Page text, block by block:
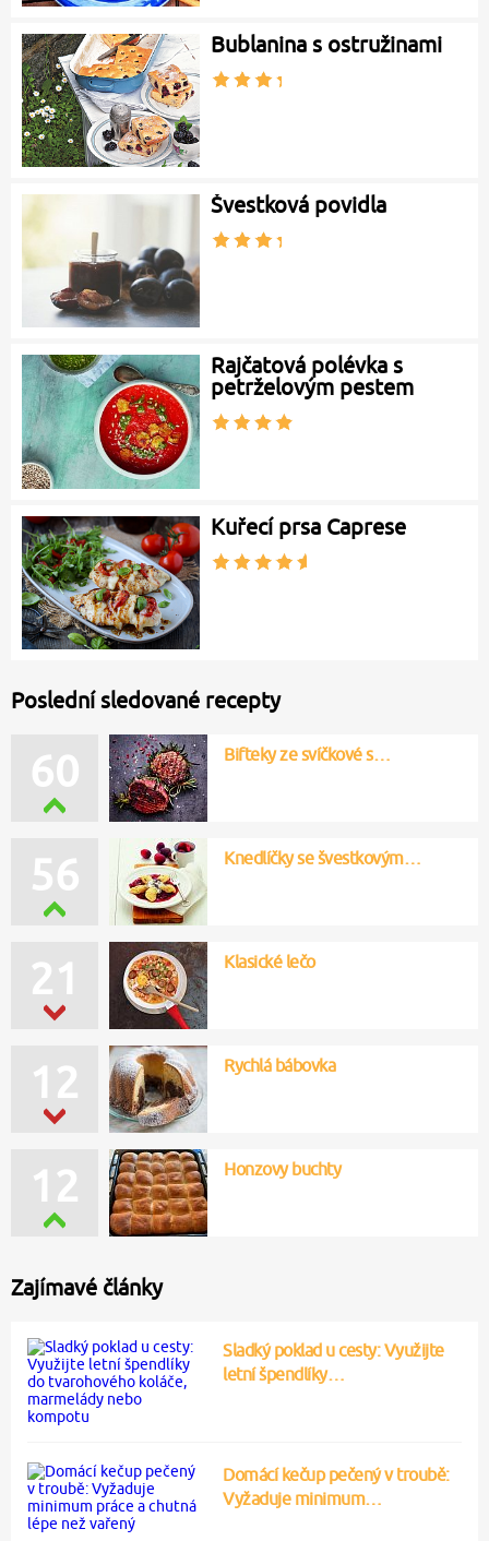
Bublanina s ostružinami
Švestková povidla
Rajčatová polévka s
petrželovým pestem
Kuřecí prsa Caprese
Poslední sledované recepty
60 Bifteky ze svíčkové s…
56 Knedlíčky se švestkovým…
21 Klasické lečo
12 Rychlá bábovka
12 Honzovy buchty
Zajímavé články
Sladký poklad u cesty: Využijte
letní špendlíky…
Domácí kečup pečený v troubě:
Vyžaduje minimum…